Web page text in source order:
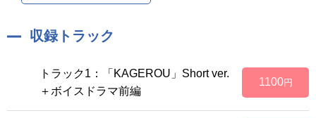
収録トラック
トラック1：「KAGEROU」Short ver.
＋ボイスドラマ前編
1100円